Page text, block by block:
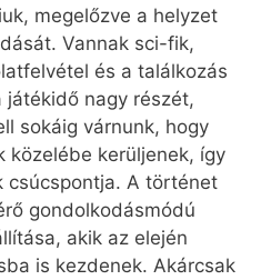
megelőzve a helyzet
Vannak sci-fik,
és a találkozás
játékidő nagy részét,
sokáig várnunk, hogy
közelébe kerüljenek, így
csúcspontja. A történet
gondolkodásmódú
akik az elején
is kezdenek. Akárcsak